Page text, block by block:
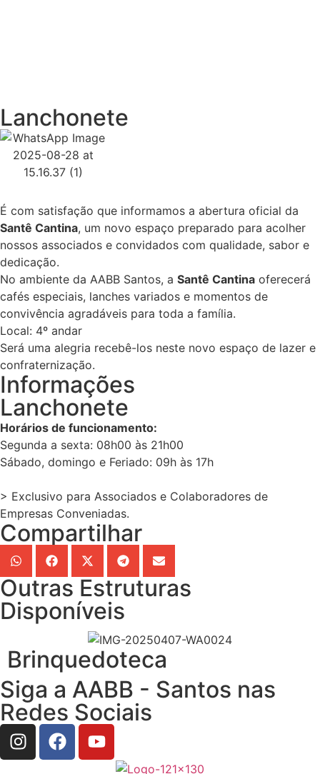
Lanchonete
É com satisfação que informamos a abertura oficial da
Santê Cantina, um novo espaço preparado para acolher
nossos associados e convidados com qualidade, sabor e
dedicação.
No ambiente da AABB Santos, a Santê Cantina oferecerá
cafés especiais, lanches variados e momentos de
convivência agradáveis para toda a família.
Local: 4º andar
Será uma alegria recebê-los neste novo espaço de lazer e
confraternização.
Informações
Lanchonete
Horários de funcionamento:
Segunda a sexta: 08h00 às 21h00
Sábado, domingo e Feriado: 09h às 17h
> Exclusivo para Associados e Colaboradores de
Empresas Conveniadas.
Compartilhar
Outras Estruturas
Disponíveis
Brinquedoteca
Siga a AABB - Santos nas
Redes Sociais